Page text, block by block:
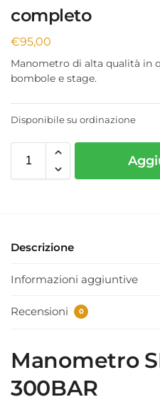
completo
€95,00
Manometro di alta qualità in
bombole e stage.
Disponibile su ordinazione
Descrizione
Informazioni aggiuntive
Recensioni 0
Manometro
300BAR